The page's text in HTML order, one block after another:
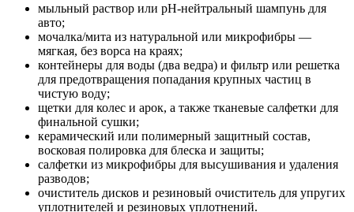
мыльный раствор или pH-нейтральный шампунь для
авто;
мочалка/мита из натуральной или микрофибры —
мягкая, без ворса на краях;
контейнеры для воды (два ведра) и фильтр или решетка
для предотвращения попадания крупных частиц в
чистую воду;
щетки для колес и арок, а также тканевые салфетки для
финальной сушки;
керамический или полимерный защитный состав,
восковая полировка для блеска и защиты;
салфетки из микрофибры для высушивания и удаления
разводов;
очиститель дисков и резиновый очиститель для упругих
уплотнителей и резиновых уплотнений.